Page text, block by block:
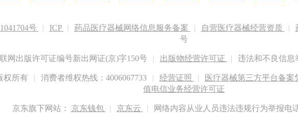
号 | ICP | 药品医疗器械网络信息服务备案 | 自营医疗器械经营资质 |
号
网出版许可证编号新出网证(京)字150号 | 出版物经营许可证 | 违法和不良信息
权所有 | 消费者维权热线：4006067733 | 经营证照 | 医疗器械第三方平台备案
值电信业务经营许可证
京东旗下网站： 京东钱包 | 京东云 | 网络内容从业人员违法违规行为举报电